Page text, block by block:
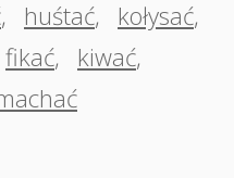
, huśtać, kołysać,
fikać, kiwać,